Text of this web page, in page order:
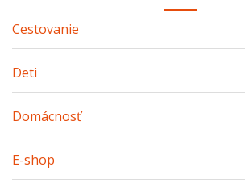
Cestovanie
Deti
Domácnosť
E-shop